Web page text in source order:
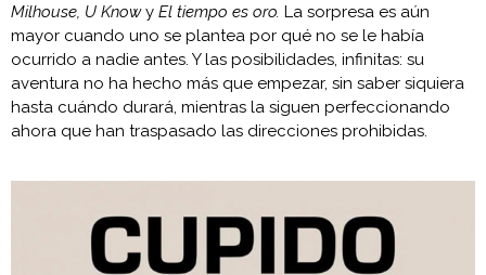
Milhouse, U Knowy El tiempo es oro. La sorpresa es aún
mayor cuando uno se plantea por qué no se le había
ocurrido a nadie antes. Y las posibilidades, infinitas: su
aventura no ha hecho más que empezar, sin saber siquiera
hasta cuándo durará, mientras la siguen perfeccionando
ahora que han traspasado las direcciones prohibidas.